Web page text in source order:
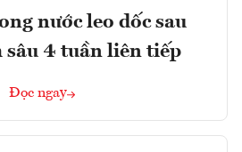
nước leo dốc sau
sâu 4 tuần liên tiếp
Đọc ngay